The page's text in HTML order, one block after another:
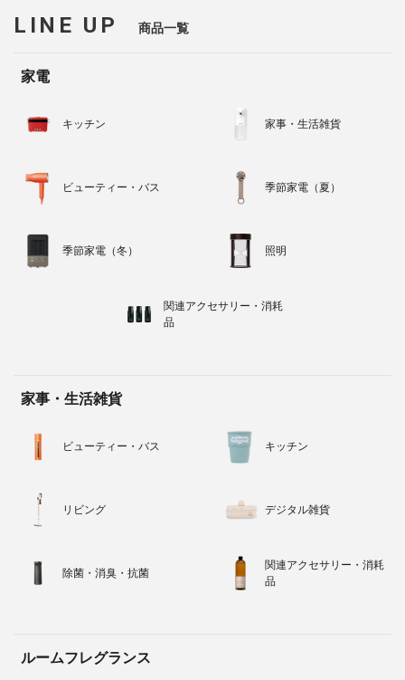
LINE UP 商品一覧
家電
キッチン 家事・生活雑貨
ビューティー・バス 季節家電（夏）
季節家電（冬） 照明
関連アクセサリー・消耗
品
家事・生活雑貨
ビューティー・バス キッチン
リビング デジタル雑貨
除菌・消臭・抗菌
関連アクセサリー・消耗
品
ルームフレグランス